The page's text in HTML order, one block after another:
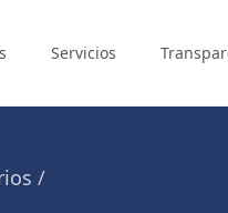
Servicios